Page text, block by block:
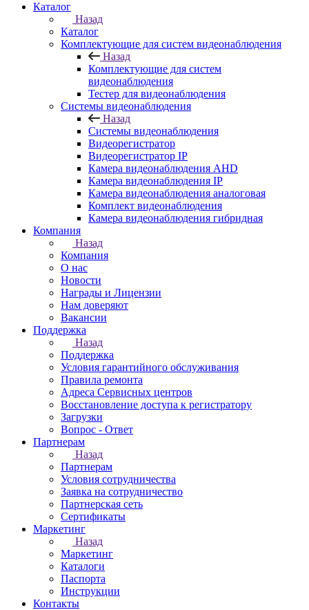
Каталог
Назад
Каталог
Комплектующие для систем видеонаблюдения
Назад
Комплектующие для систем
видеонаблюдения
Тестер для видеонаблюдения
Системы видеонаблюдения
Назад
Системы видеонаблюдения
Видеорегистратор
Видеорегистратор IP
Камера видеонаблюдения AHD
Камера видеонаблюдения IP
Камера видеонаблюдения аналоговая
Комплект видеонаблюдения
Камера видеонаблюдения гибридная
Компания
Назад
Компания
О нас
Новости
Награды и Лицензии
Нам доверяют
Вакансии
Поддержка
Назад
Поддержка
Условия гарантийного обслуживания
Правила ремонта
Адреса Сервисных центров
Восстановление доступа к регистратору
Загрузки
Вопрос - Ответ
Партнерам
Назад
Партнерам
Условия сотрудничества
Заявка на сотрудничество
Партнерская сеть
Сертификаты
Маркетинг
Назад
Маркетинг
Каталоги
Паспорта
Инструкции
Контакты